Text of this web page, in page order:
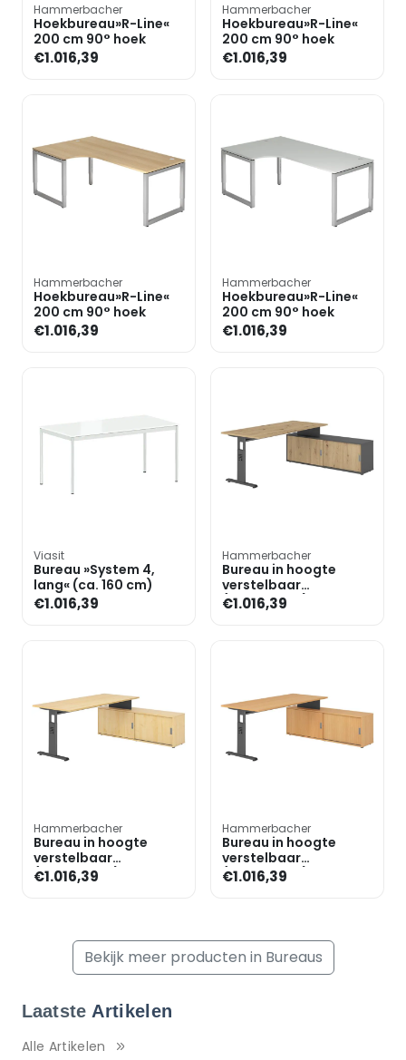
Hammerbacher
Hoekbureau»R-Line«
200 cm 90° hoek
€1.016,39
Hammerbacher
Hoekbureau»R-Line«
200 cm 90° hoek
€1.016,39
Hammerbacher
Hoekbureau»R-Line«
200 cm 90° hoek
€1.016,39
Hammerbacher
Hoekbureau»R-Line«
200 cm 90° hoek
€1.016,39
Viasit
Bureau »System 4,
lang« (ca. 160 cm)
€1.016,39
Hammerbacher
Bureau in hoogte
verstelbaar
(handmatig) incl.
dressoir »Alicante«
€1.016,39
Hammerbacher
Bureau in hoogte
verstelbaar
(handmatig) incl.
dressoir »Alicante«
€1.016,39
Hammerbacher
Bureau in hoogte
verstelbaar
(handmatig) incl.
dressoir »Alicante«
€1.016,39
Bekijk meer producten in Bureaus
Laatste Artikelen
Alle Artikelen